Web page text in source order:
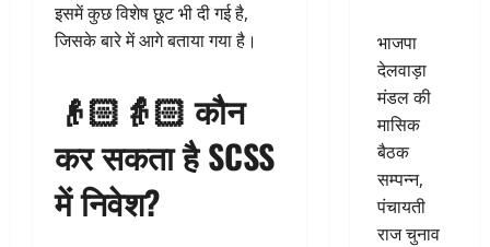
इसमें कुछ विशेष छूट भी दी गई है,
जिसके बारे में आगे बताया गया है।
👴🏻👵🏻कौन
कर सकता है SCSS
में निवेश?
भाजपा
देलवाड़ा
मंडल की
मासिक
बैठक
सम्पन्न,
पंचायती
राज चुनाव